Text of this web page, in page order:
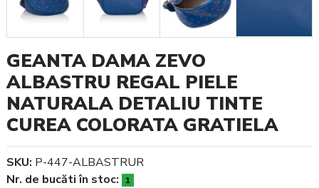
GEANTA DAMA ZEVO
ALBASTRU REGAL PIELE
NATURALA DETALIU TINTE
CUREA COLORATA GRATIELA
SKU: P-447-ALBASTRUR
Nr. de bucăti în stoc:
1